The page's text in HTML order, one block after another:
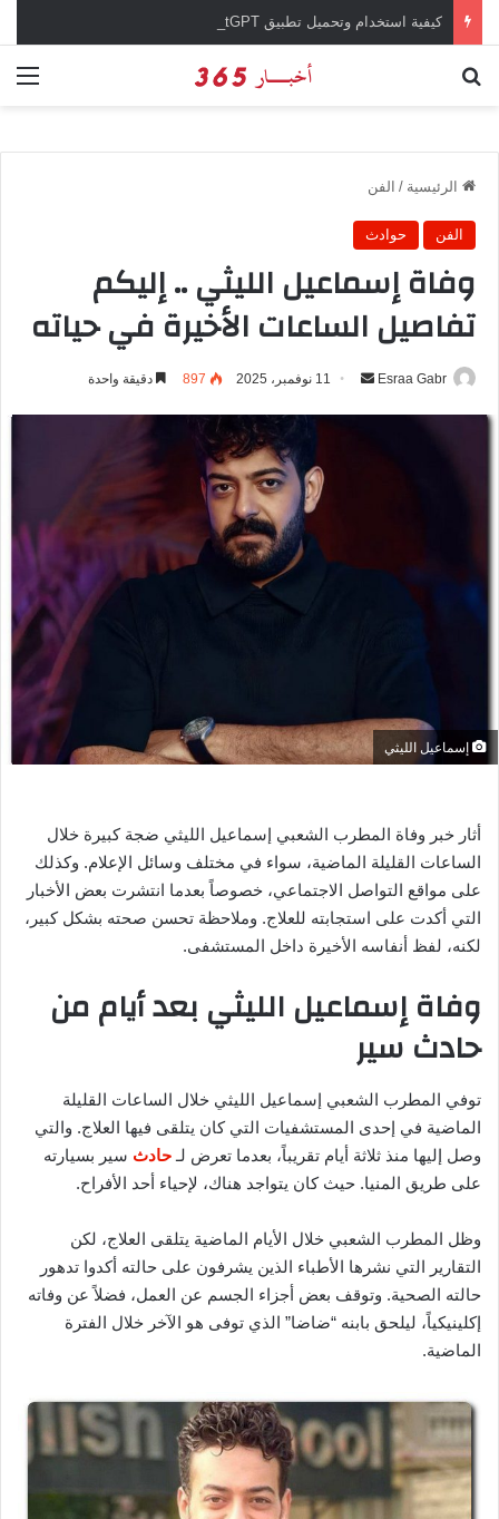
الرئيسية / الفن
الفن حوادث
وفاة إسماعيل الليثي .. إليكم
تفاصيل الساعات الأخيرة في حياته
Esraa Gabr
د
ر
و
11 نوفمبر، 2025 897 دقيقة واحدة
إسماعيل الليثي
أثار خبر وفاة المطرب الشعبي إسماعيل الليثي ضجة كبيرة خلال
الساعات القليلة الماضية، سواء في مختلف وسائل الإعلام. وكذلك
على مواقع التواصل الاجتماعي، خصوصاً بعدما انتشرت بعض الأخبار
التي أكدت على استجابته للعلاج. وملاحظة تحسن صحته بشكل كبير،
لكنه، لفظ أنفاسه الأخيرة داخل المستشفى.
وفاة إسماعيل الليثي بعد أيام من
حادث سير
توفي المطرب الشعبي إسماعيل الليثي خلال الساعات القليلة
الماضية في إحدى المستشفيات التي كان يتلقى فيها العلاج. والتي
وصل إليها منذ ثلاثة أيام تقريباً، بعدما تعرض لـ حادث سير بسيارته
على طريق المنيا. حيث كان يتواجد هناك، لإحياء أحد الأفراح.
وظل المطرب الشعبي خلال الأيام الماضية يتلقى العلاج، لكن
التقارير التي نشرها الأطباء الذين يشرفون على حالته أكدوا تدهور
حالته الصحية. وتوقف بعض أجزاء الجسم عن العمل، فضلاً عن وفاته
إكلينيكياً، ليلحق بابنه “ضاضا” الذي توفى هو الآخر خلال الفترة
الماضية.